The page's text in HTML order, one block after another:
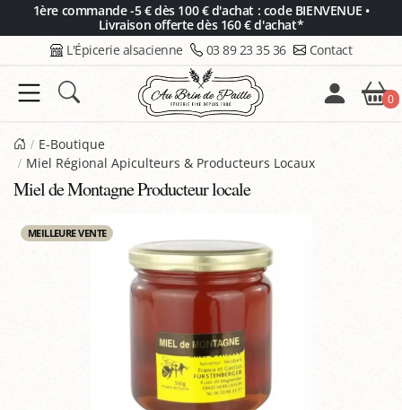
1ère commande -5 € dès 100 € d'achat : code BIENVENUE •
Livraison offerte dès 160 € d'achat*
L'Épicerie alsacienne 03 89 23 35 36 Contact
0
E-Boutique
Miel Régional Apiculteurs & Producteurs Locaux
Miel de Montagne Producteur locale
MEILLEURE VENTE
Panneau de gestion des cookies